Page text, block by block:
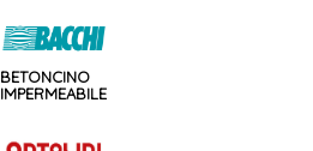
BETONCINO
IMPERMEABILE